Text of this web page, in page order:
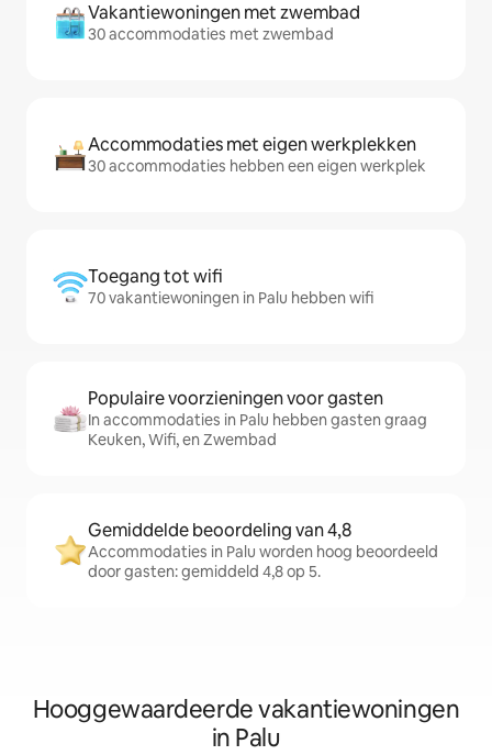
Vakantiewoningen met zwembad
30 accommodaties met zwembad
Accommodaties met eigen werkplekken
30 accommodaties hebben een eigen werkplek
Toegang tot wifi
70 vakantiewoningen in Palu hebben wifi
Populaire voorzieningen voor gasten
In accommodaties in Palu hebben gasten graag
Keuken, Wifi, en Zwembad
Gemiddelde beoordeling van 4,8
Accommodaties in Palu worden hoog beoordeeld
door gasten: gemiddeld 4,8 op 5.
Hooggewaardeerde vakantiewoningen
in Palu